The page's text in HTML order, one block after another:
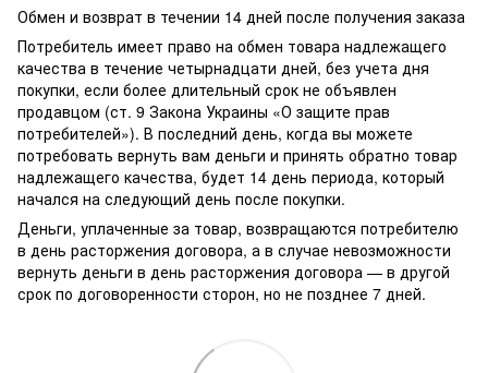
Обмен и возврат в течении 14 дней после получения заказа
Потребитель имеет право на обмен товара надлежащего
качества в течение четырнадцати дней, без учета дня
покупки, если более длительный срок не объявлен
продавцом (ст. 9 Закона Украины «О защите прав
потребителей»). В последний день, когда вы можете
потребовать вернуть вам деньги и принять обратно товар
надлежащего качества, будет 14 день периода, который
начался на следующий день после покупки.
Деньги, уплаченные за товар, возвращаются потребителю
в день расторжения договора, а в случае невозможности
вернуть деньги в день расторжения договора — в другой
срок по договоренности сторон, но не позднее 7 дней.